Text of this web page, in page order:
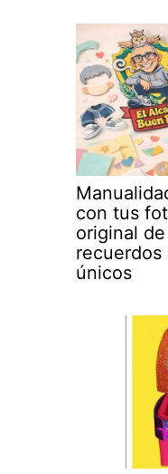
con tus
original
recuerdos
únicos